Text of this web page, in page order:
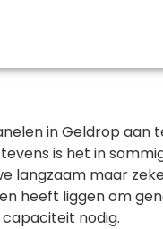
in Geldrop
is het in
langzaam maar
heeft liggen om
nodig.